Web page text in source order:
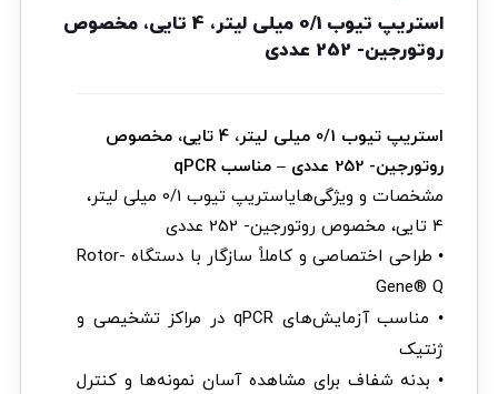
استریپ تیوب 0/1 میلی لیتر، 4 تایی، مخصوص
روتورجین- 252 عددی
استریپ تیوب 0/1 میلی لیتر، 4 تایی، مخصوص
روتورجین- 252 عددی – مناسب qPCR
مشخصات و ویژگی‌هایاستریپ تیوب 0/1 میلی لیتر،
4 تایی، مخصوص روتورجین- 252 عددی
• طراحی اختصاصی و کاملاً سازگار با دستگاه Rotor-
Gene® Q
• مناسب آزمایش‌های qPCR در مراکز تشخیصی و
ژنتیک
• بدنه شفاف برای مشاهده آسان نمونه‌ها و کنترل